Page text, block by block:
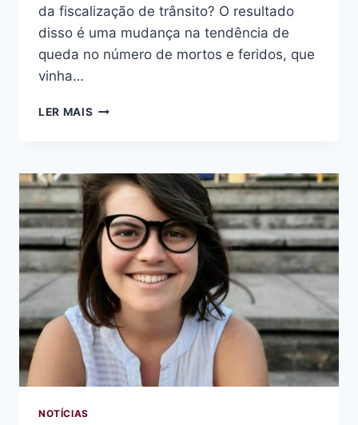
da fiscalização de trânsito? O resultado
disso é uma mudança na tendência de
queda no número de mortos e feridos, que
vinha…
LER MAIS OS
“ACELERA
SP”
E
POLÍTICAS
ANTI-
VIDA
NO
TRÂNSITO
NOTÍCIAS